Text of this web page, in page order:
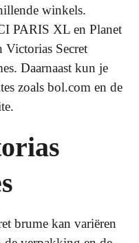
winkels.
PARIS XL en Planet
Victorias Secret
Daarnaast kun je
zoals bol.com en de
brume kan variëren